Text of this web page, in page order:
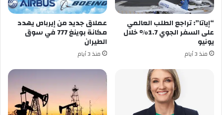
“إياتا”: تراجع الطلب العالمي
على السفر الجوي 1.7% خلال
يونيو
منذ 3 أيام
عملاق جديد من إيرباص يهدد
مكانة بوينغ 777 في سوق
الطيران
منذ 3 أيام